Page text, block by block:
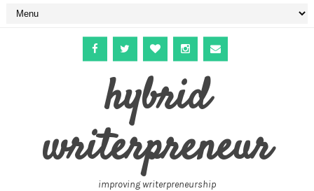
hybrid
writerpreneur
improving writerpreneurship